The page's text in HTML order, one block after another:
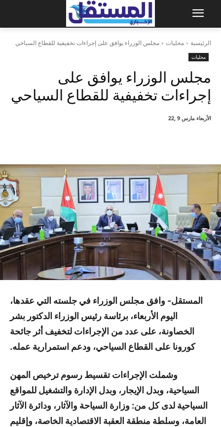
الرئيسية محليات مجلس الوزراء يوافق على إجراءات تخفيفية للقطاع السياحي
محليات
مجلس الوزراء يوافق على
إجراءات تخفيفية للقطاع السياحي
الأربعاء مارس 9 ,22
المستقل- وافق مجلس الوزراء في جلسته التي عقدها،
اليوم الأربعاء، برئاسة رئيس الوزراء الدكتور بشر
الخصاونة، على عدد من الإجراءات لتخفيف أثر جائحة
كورونا على القطاع السياحي، ودعم استمرارية عمله.
وشملت الإجراءات تقسيط رسوم ترخيص المهن
السياحية، وبدل الإيجار، وبدل الإدارة والتشغيل للمواقع
السياحية لدى كل من: وزارة السياحة والآثار، ودائرة الآثار
العامة، وسلطة منطقة العقبة الاقتصادية الخاصة، وإقليم